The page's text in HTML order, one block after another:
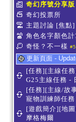
奇幻序號分享版
奇幻投票所
主題討論 [焦點]
角色名字顏色計
奇怪？不一樣 #5
更新頁面 -
[任務][主線任
G25主線任務 -
[任務][主線/故
寵物訓練師任務
[遊戲簡介][地
摩格梅爾